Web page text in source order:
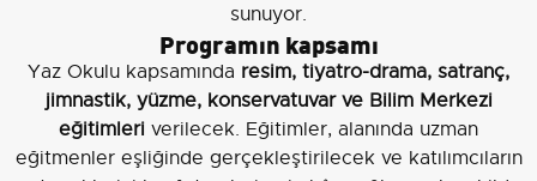
sunuyor.
Programın kapsamı
Yaz Okulu kapsamında resim, tiyatro-drama, satranç,
jimnastik, yüzme, konservatuvar ve Bilim Merkezi
eğitimleri verilecek. Eğitimler, alanında uzman
eğitmenler eşliğinde gerçekleştirilecek ve katılımcıların